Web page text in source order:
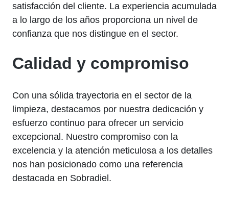
satisfacción del cliente. La experiencia acumulada
a lo largo de los años proporciona un nivel de
confianza que nos distingue en el sector.
Calidad y compromiso
Con una sólida trayectoria en el sector de la
limpieza, destacamos por nuestra dedicación y
esfuerzo continuo para ofrecer un servicio
excepcional. Nuestro compromiso con la
excelencia y la atención meticulosa a los detalles
nos han posicionado como una referencia
destacada en Sobradiel.